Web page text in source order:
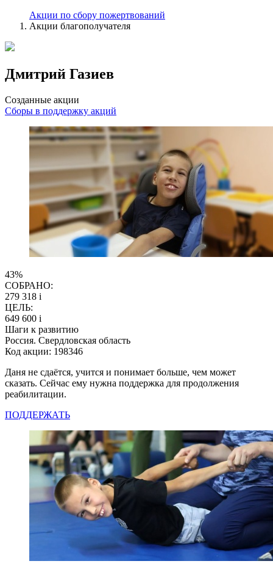
Акции по сбору пожертвований
Акции благополучателя
Дмитрий Газиев
Созданные акции
Сборы в поддержку акций
43%
СОБРАНО:
279 318 i
ЦЕЛЬ:
649 600 i
Шаги к развитию
Россия. Свердловская область
Код акции: 198346
Даня не сдаётся, учится и понимает больше, чем может
сказать. Сейчас ему нужна поддержка для продолжения
реабилитации.
ПОДДЕРЖАТЬ